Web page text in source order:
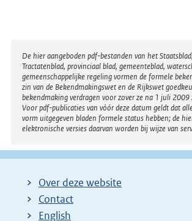
Disclaimer
De hier aangeboden pdf-bestanden van het
Tractatenblad, provinciaal blad, gemeenteblad,
gemeenschappelijke regeling vormen de formele
zin van de Bekendmakingswet en de Rijkswet
bekendmaking verdragen voor zover ze na 1 juli 2009
Voor pdf-publicaties van vóór deze datum geldt dat
vorm uitgegeven bladen formele status hebben; de
elektronische versies daarvan worden bij wijze van
Over deze website
Contact
English